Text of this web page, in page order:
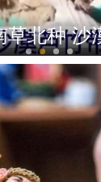
草北种 沙